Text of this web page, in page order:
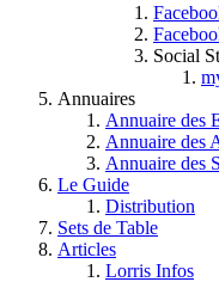
Social
Annuaires
Annuaire des
Annuaire des
Annuaire des
Le Guide
Distribution
Sets de Table
Articles
Lorris Infos